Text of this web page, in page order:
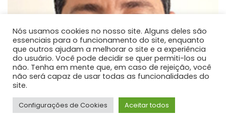
Nós usamos cookies no nosso site. Alguns deles são
essenciais para o funcionamento do site, enquanto
que outros ajudam a melhorar o site e a experiência
do usuário. Você pode decidir se quer permiti-los ou
não. Tenha em mente que, em caso de rejeição, você
não será capaz de usar todas as funcionalidades do
site.
Configurações de Cookies Aceitar todos